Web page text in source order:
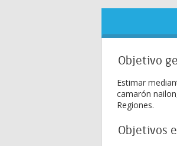
Objetivo
Estimar
camarón
Regiones.
Objetivos